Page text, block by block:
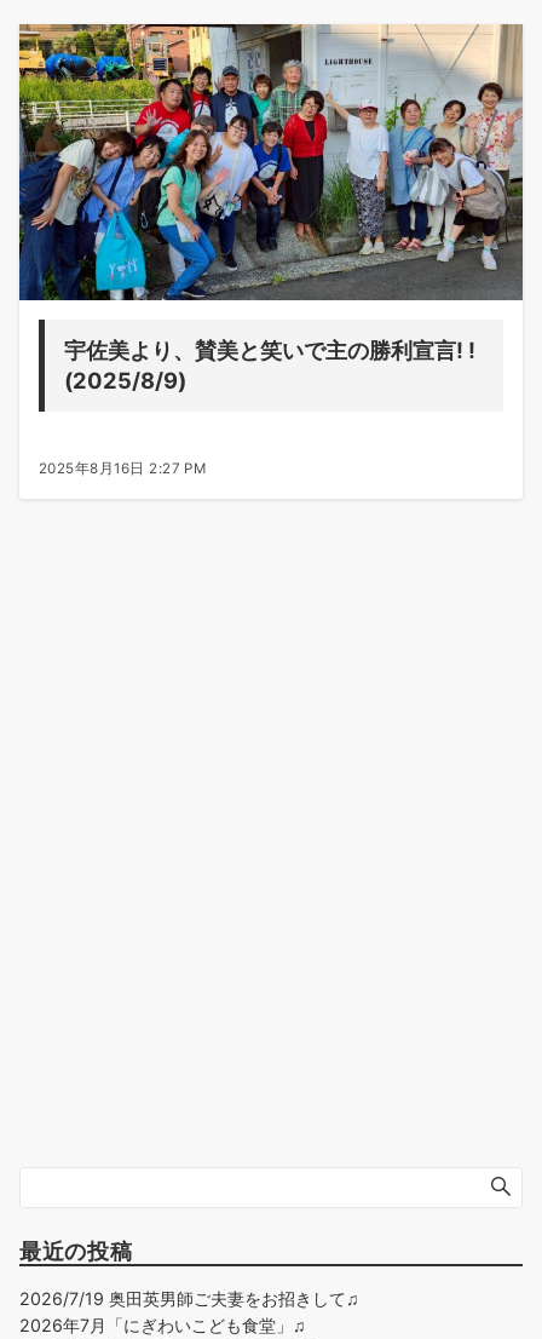
宇佐美より、賛美と笑いで主の勝利宣言! !
(2025/8/9)
2025年8月16日 2:27 PM
最近の投稿
2026/7/19 奥田英男師ご夫妻をお招きして♫
2026年7月「にぎわいこども食堂」♫